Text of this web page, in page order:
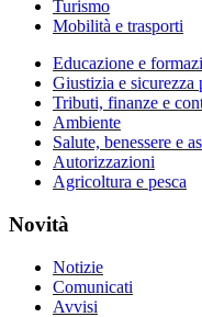
Turismo
Mobilità e trasporti
Educazione e
Giustizia e sicurezza
Tributi, finanze e
Ambiente
Salute, benessere e
Autorizzazioni
Agricoltura e pesca
Novità
Notizie
Comunicati
Avvisi